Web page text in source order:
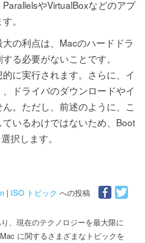
やVirtualBoxなどのアプ
。
の利点は、Macのハードドラ
る必要がないことです。
に実行されます。さらに、イ
ドライバのダウンロードやイ
。ただし、前述のように、こ
いるわけではないため、Boot
択します。
| ISO トピック への投稿
、現在のテクノロジーを最大限に
に関するさまざまなトピックを